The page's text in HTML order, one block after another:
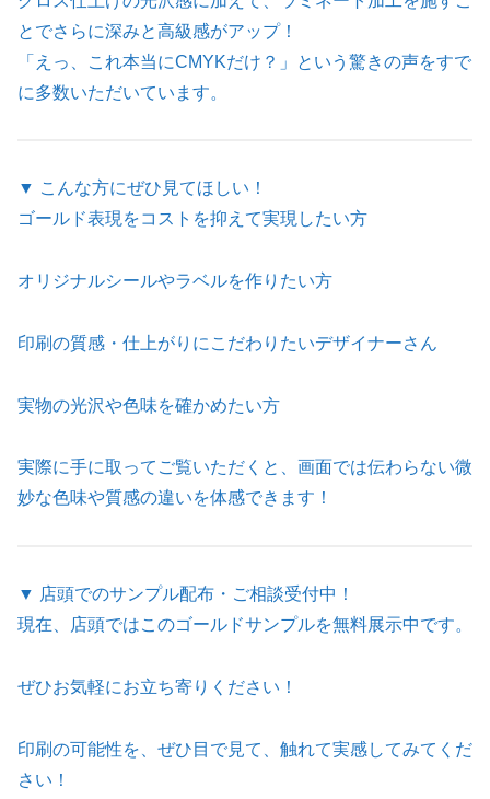
とでさらに深みと高級感がアップ！
「えっ、これ本当にCMYKだけ？」という驚きの声をすで
に多数いただいています。
▼ こんな方にぜひ見てほしい！
ゴールド表現をコストを抑えて実現したい方
オリジナルシールやラベルを作りたい方
印刷の質感・仕上がりにこだわりたいデザイナーさん
実物の光沢や色味を確かめたい方
実際に手に取ってご覧いただくと、画面では伝わらない微
妙な色味や質感の違いを体感できます！
▼ 店頭でのサンプル配布・ご相談受付中！
現在、店頭ではこのゴールドサンプルを無料展示中です。
ぜひお気軽にお立ち寄りください！
印刷の可能性を、ぜひ目で見て、触れて実感してみてくだ
さい！